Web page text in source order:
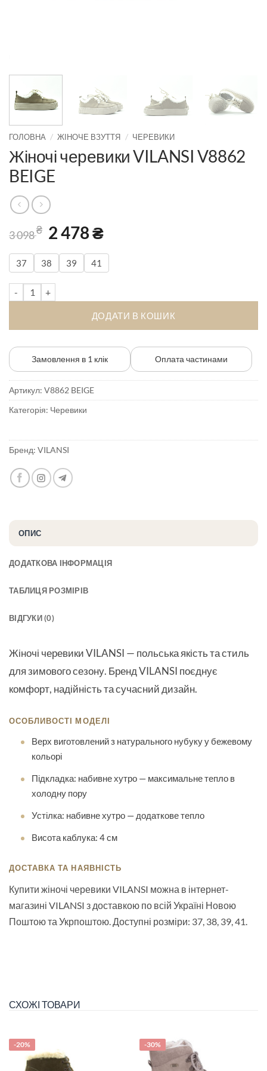
ГОЛОВНА / ЖІНОЧЕ ВЗУТТЯ / ЧЕРЕВИКИ
Жіночі черевики VILANSI V8862
BEIGE
3 098₴ Оригінальна
3
098 ₴.
2 478₴Поточна
478 ₴.
37 38 39 41
Жіночі черевики VILANSI V8862 BEIGE кількість
ДОДАТИ В КОШИК
Замовлення в 1 клік Оплата частинами
Артикул: V8862 BEIGE
Категорія: Черевики
Бренд: VILANSI
ОПИС
ДОДАТКОВА ІНФОРМАЦІЯ
ТАБЛИЦЯ РОЗМІРІВ
ВІДГУКИ (0)
Жіночі черевики VILANSI — польська якість та стиль
для зимового сезону. Бренд VILANSI поєднує
комфорт, надійність та сучасний дизайн.
ОСОБЛИВОСТІ МОДЕЛІ
Верх виготовлений з натурального нубуку у бежевому
кольорі
Підкладка: набивне хутро — максимальне тепло в
холодну пору
Устілка: набивне хутро — додаткове тепло
Висота каблука: 4 см
ДОСТАВКА ТА НАЯВНІСТЬ
Купити жіночі черевики VILANSI можна в інтернет-
магазині VILANSI з доставкою по всій Україні Новою
Поштою та Укрпоштою. Доступні розміри: 37, 38, 39, 41.
СХОЖІ ТОВАРИ
-20% -30%